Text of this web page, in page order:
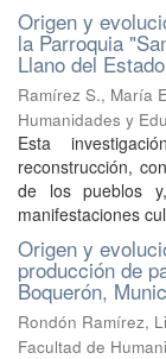
Origen y
la Parroquia
Llano del
Ramírez S., María
Humanidades y
Esta
reconstrucción,
de los pueblos
manifestaciones
Origen y
producción de
Boquerón,
Rondón Ramírez,
Facultad de